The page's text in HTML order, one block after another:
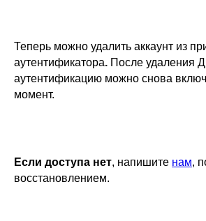
Теперь можно удалить аккаунт из
аутентификатора. После удаления
аутентификацию можно снова
момент.
Если доступа нет, напишите нам,
восстановлением.